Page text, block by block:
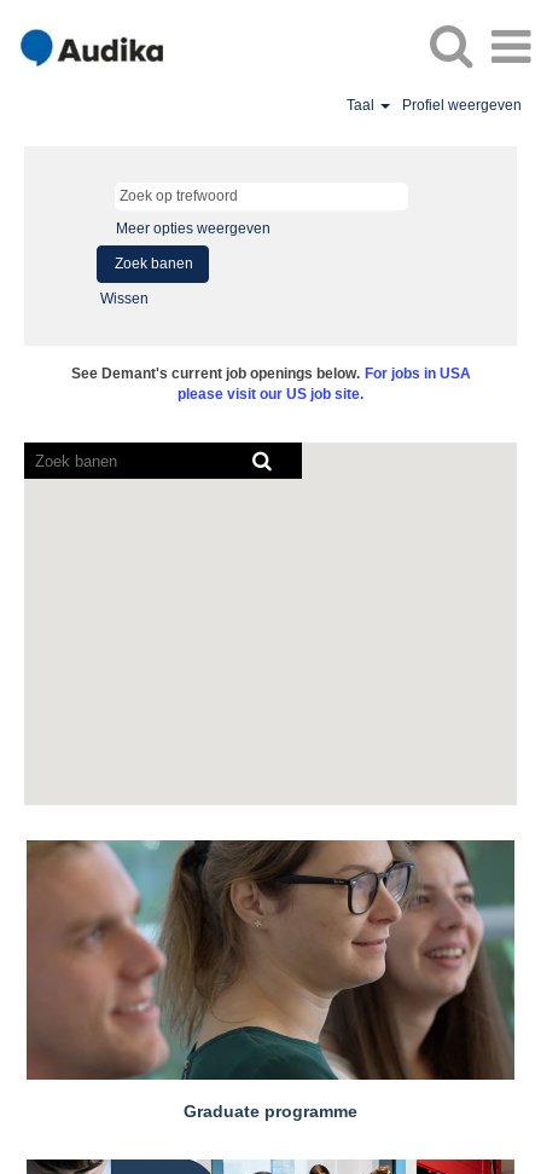
Taal Profiel weergeven
Meer opties weergeven
Wissen
See Demant's current job openings below. For jobs in USA
please visit our US job site.
Screenreaders
kunnen
Graduate programme